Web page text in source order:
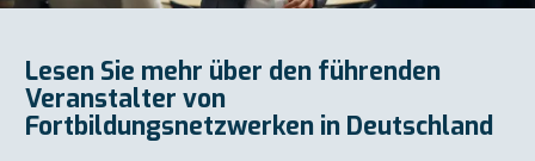
Lesen Sie mehr über den führenden
Veranstalter von
Fortbildungsnetzwerken in Deutschland